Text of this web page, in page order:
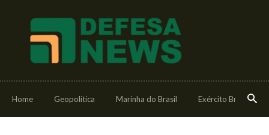
Home Geopolítica Marinha do Brasil Exército Brasileiro